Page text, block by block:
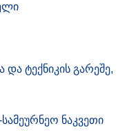
ტექნიკის გარეშე,
ნაკვეთი